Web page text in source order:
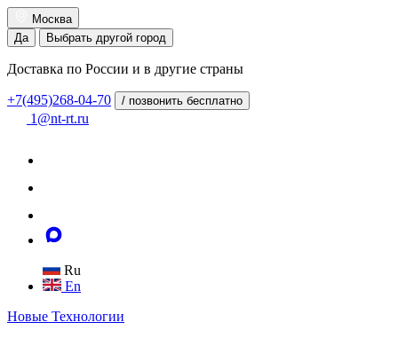
Москва
Да
Выбрать другой город
Доставка по России и в другие страны
+7(495)268-04-70 / позвонить бесплатно
1@nt-rt.ru
Ru
En
Новые Технологии